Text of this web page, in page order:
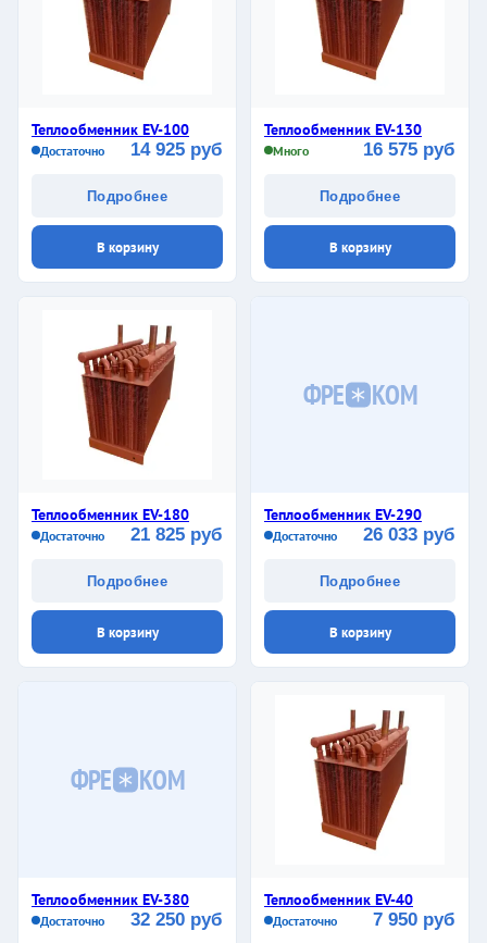
Теплообменник EV-100
Достаточно 14 925 руб
Подробнее
В корзину
Теплообменник EV-130
Много 16 575 руб
Подробнее
В корзину
Теплообменник EV-180
Достаточно 21 825 руб
Подробнее
В корзину
ФРЕ КОМ
Теплообменник EV-290
Достаточно 26 033 руб
Подробнее
В корзину
ФРЕ КОМ
Теплообменник EV-380
Достаточно 32 250 руб
Теплообменник EV-40
Достаточно 7 950 руб